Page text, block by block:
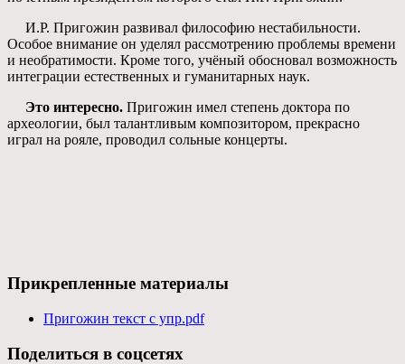
И.Р. Пригожин развивал философию нестабильности.
Особое внимание он уделял рассмотрению проблемы времени
и необратимости. Кроме того, учёный обосновал возможность
интеграции естественных и гуманитарных наук.
Это интересно. Пригожин имел степень доктора по
археологии, был талантливым композитором, прекрасно
играл на рояле, проводил сольные концерты.
Прикрепленные материалы
Пригожин текст с упр.pdf
Поделиться в соцсетях